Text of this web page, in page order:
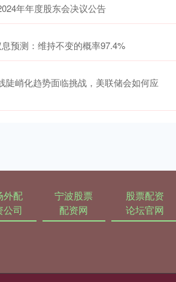
年年度股东会决议公告
预测：维持不变的概率97.4%
陡峭化趋势面临挑战，美联储会如何应
外配
公司
宁波股票
配资网
股票配资
论坛官网